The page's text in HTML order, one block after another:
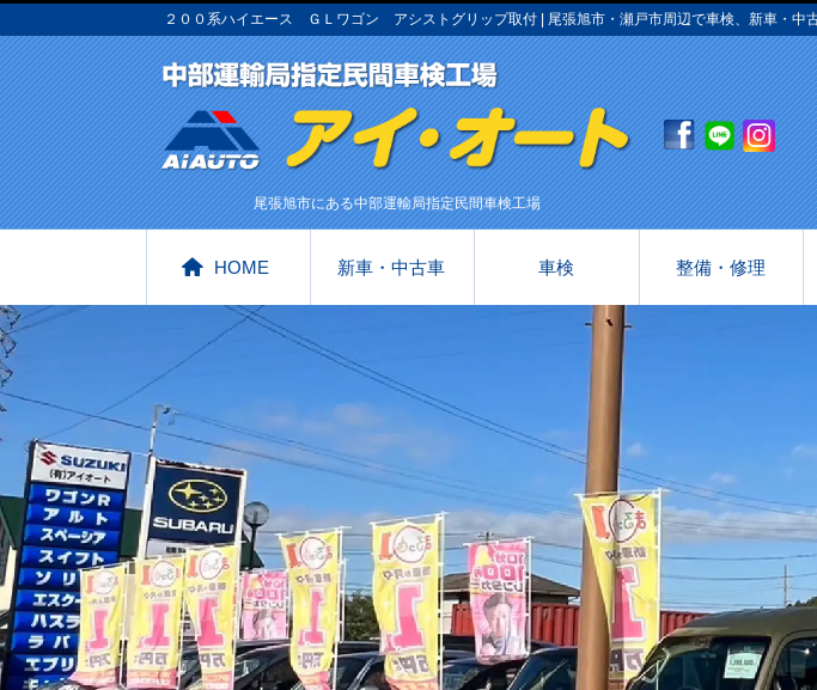
２００系ハイエース ＧＬワゴン アシストグリップ取付 | 尾張旭市・瀬戸市周辺で車検、新車・中
尾張旭市にある中部運輸局指定民間車検工場
HOME 新車・中古車 車検 整備・修理